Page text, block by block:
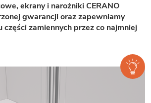
ekrany i narożniki CERANO
gwarancji oraz zapewniamy
części zamiennych przez co najmniej